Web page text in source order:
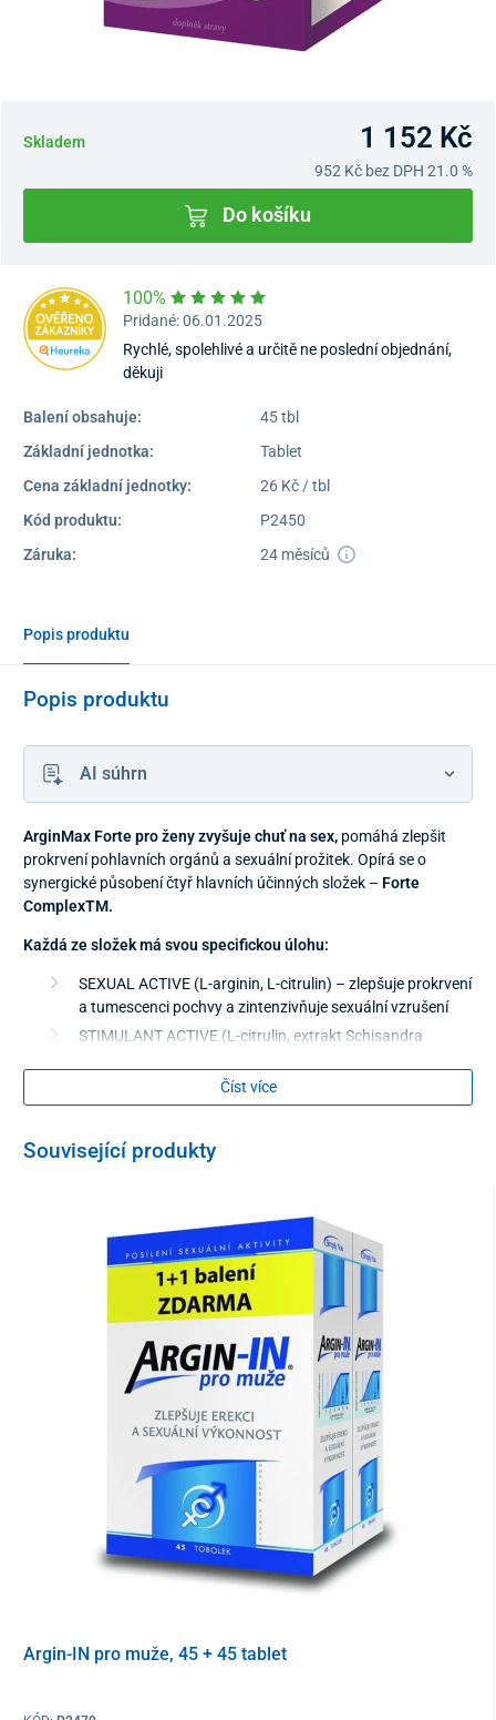
Skladem 1 152 Kč
952 Kč bez DPH 21.0 %
Do košíku
100%
Pridané: 06.01.2025
Rychlé, spolehlivé a určitě ne poslední objednání,
děkuji
Balení obsahuje:
45 tbl
Základní jednotka:
Tablet
Cena základní jednotky:
26 Kč / tbl
Kód produktu:
P2450
Záruka:
24 měsíců
Popis produktu
Popis produktu
AI súhrn
ArginMax Forte pro ženy zvyšuje chuť na sex, pomáhá zlepšit
prokrvení pohlavních orgánů a sexuální prožitek. Opírá se o
synergické působení čtyř hlavních účinných složek – Forte
ComplexTM.
Každá ze složek má svou specifickou úlohu:
SEXUAL ACTIVE (L-arginin, L-citrulin) – zlepšuje prokrvení
a tumescenci pochvy a zintenzivňuje sexuální vzrušení
STIMULANT ACTIVE (L-citrulin, extrakt Schisandra
zároveň stimuluje činnost mozku, srdce a cév
PROTECT ACTIVE (Lutein, biotin, vitamin E, kyselina
ochranu tkání pohlavních orgánů před poškozením
Dávkování
doporučujeme užívat 3 tablety denně, po 1. týdnu užívání
snížit dávku na 2 tablety denně
maximální účinek se dostaví po 2 týdnech užívání a
přetrvává i 2 týdny po vysazení
jednorazové užití vykazuje mnohem nižší efekt
obsahuje 45 tablet
Tento produkt je dodáván v ochranném obalu. V souladu s §
1837 písm. g) občanského zákoníku není možné po porušení
vhodné vrátit po jeho otevření a použití. Výjimkou jsou případy
Číst více
Související produkty
Argin-IN pro muže, 45 + 45 tablet